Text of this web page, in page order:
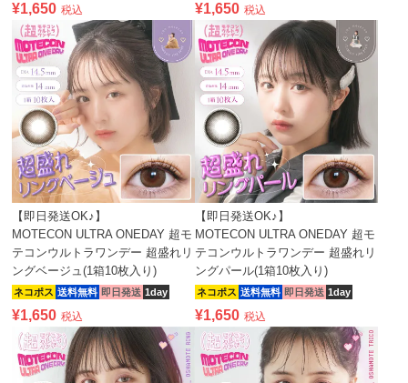
¥1,650 税込 ¥1,650 税込
【即日発送OK♪】
MOTECON ULTRA ONEDAY 超モ
テコンウルトラワンデー 超盛れリ
ングベージュ(1箱10枚入り)
ネコポス 送料無料 即日発送 1day
¥1,650 税込
【即日発送OK♪】
MOTECON ULTRA ONEDAY 超モ
テコンウルトラワンデー 超盛れリ
ングパール(1箱10枚入り)
ネコポス 送料無料 即日発送 1day
¥1,650 税込